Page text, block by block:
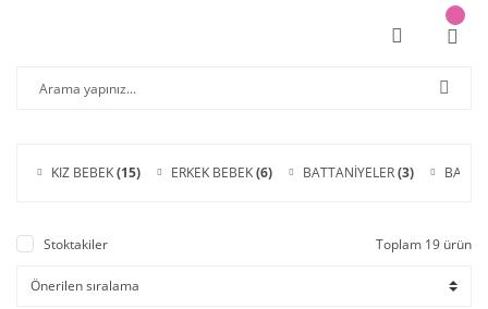
KIZ BEBEK(15) ERKEK BEBEK(6) BATTANİYELER(3)
Stoktakiler Toplam 19 ürün